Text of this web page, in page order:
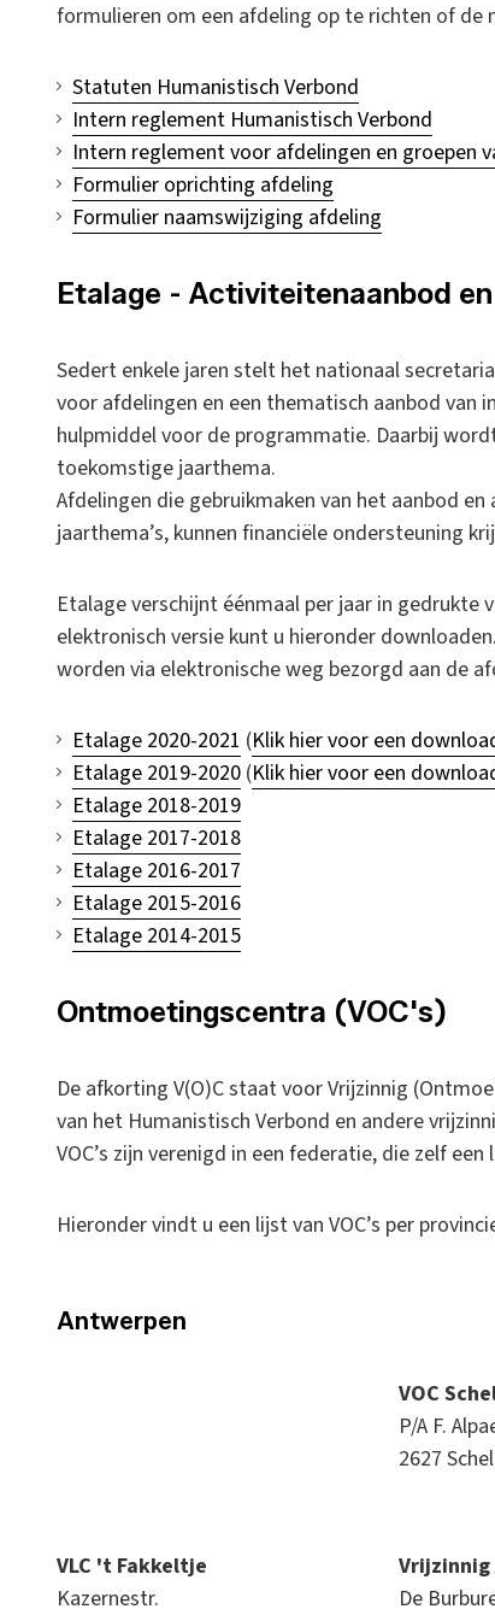
formulieren om een afdeling op te richten of de
Statuten Humanistisch Verbond
Intern reglement Humanistisch Verbond
Intern reglement voor afdelingen en groepen
Formulier oprichting afdeling
Formulier naamswijziging afdeling
Etalage - Activiteitenaanbod
Sedert enkele jaren stelt het nationaal
voor afdelingen en een thematisch aanbod
hulpmiddel voor de programmatie. Daarbij
toekomstige jaarthema.
Afdelingen die gebruikmaken van het aanbod
jaarthema’s, kunnen financiële ondersteuning
Etalage verschijnt éénmaal per jaar in
elektronisch versie kunt u hieronder
worden via elektronische weg bezorgd aan de
Etalage 2020-2021 (Klik hier voor een
Etalage 2019-2020 (Klik hier voor een
Etalage 2018-2019
Etalage 2017-2018
Etalage 2016-2017
Etalage 2015-2016
Etalage 2014-2015
Ontmoetingscentra (VOC's)
De afkorting V(O)C staat voor Vrijzinnig
van het Humanistisch Verbond en andere
VOC’s zijn verenigd in een federatie, die zelf
Hieronder vindt u een lijst van VOC’s per
Antwerpen
VOC
P/A F.
2627
VLC 't Fakkeltje
Kazernestr.
De